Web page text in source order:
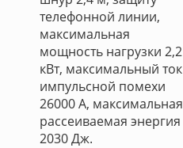
телефонной линии,
максимальная
мощность нагрузки 2,2
кВт, максимальный ток
импульсной помехи
26000 А, максимальная
рассеиваемая энергия
2030 Дж.